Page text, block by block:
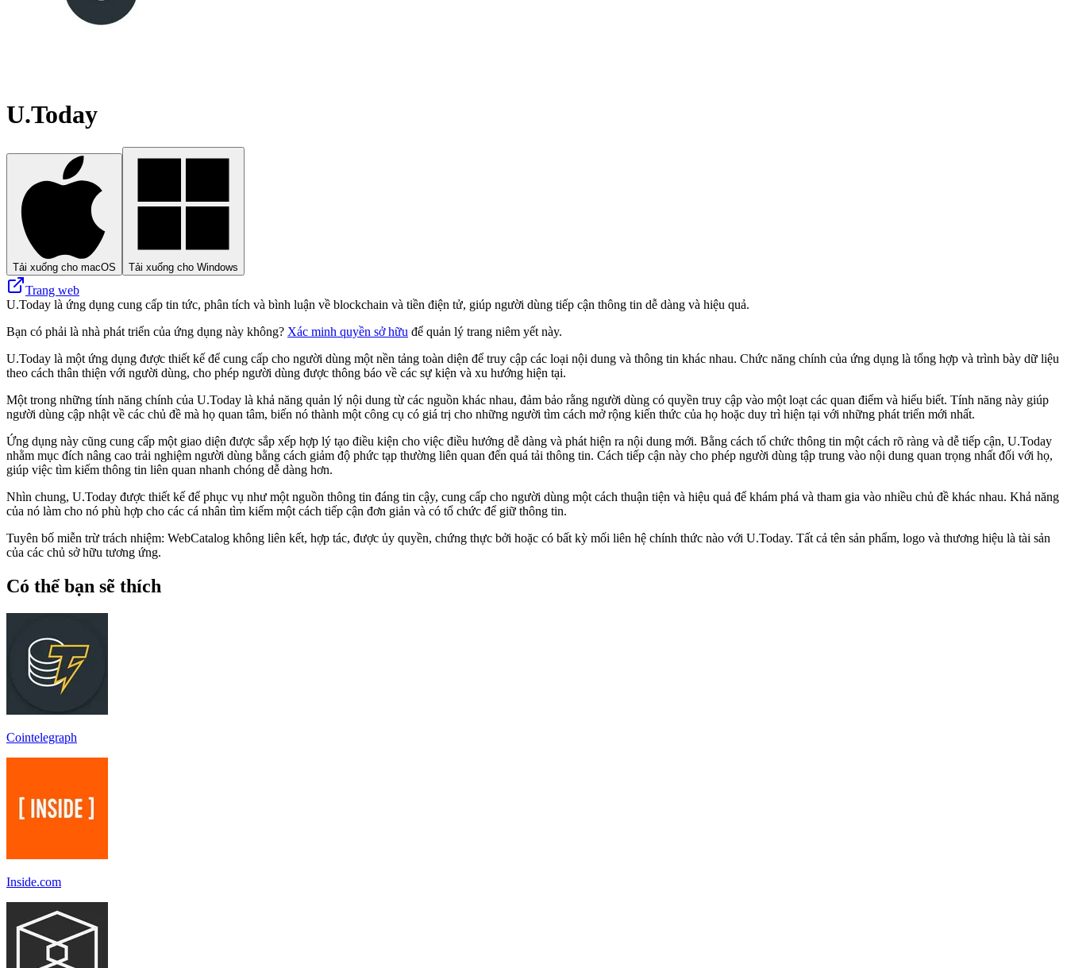
U.Today
Tải xuống cho macOS Tải xuống cho Windows
Trang web
U.Today là ứng dụng cung cấp tin tức, phân tích và bình luận về blockchain và tiền điện tử, giúp người dùng tiếp cận thông tin dễ dàng và hiệu quả.
Bạn có phải là nhà phát triển của ứng dụng này không? Xác minh quyền sở hữu để quản lý trang niêm yết này.
U.Today là một ứng dụng được thiết kế để cung cấp cho người dùng một nền tảng toàn diện để truy cập các loại nội dung và thông tin khác nhau. Chức năng chính của ứng dụng là tổng hợp và trình bày dữ liệu
theo cách thân thiện với người dùng, cho phép người dùng được thông báo về các sự kiện và xu hướng hiện tại.
Một trong những tính năng chính của U.Today là khả năng quản lý nội dung từ các nguồn khác nhau, đảm bảo rằng người dùng có quyền truy cập vào một loạt các quan điểm và hiểu biết. Tính năng này giúp
người dùng cập nhật về các chủ đề mà họ quan tâm, biến nó thành một công cụ có giá trị cho những người tìm cách mở rộng kiến ​​thức của họ hoặc duy trì hiện tại với những phát triển mới nhất.
Ứng dụng này cũng cung cấp một giao diện được sắp xếp hợp lý tạo điều kiện cho việc điều hướng dễ dàng và phát hiện ra nội dung mới. Bằng cách tổ chức thông tin một cách rõ ràng và dễ tiếp cận, U.Today
nhằm mục đích nâng cao trải nghiệm người dùng bằng cách giảm độ phức tạp thường liên quan đến quá tải thông tin. Cách tiếp cận này cho phép người dùng tập trung vào nội dung quan trọng nhất đối với họ,
giúp việc tìm kiếm thông tin liên quan nhanh chóng dễ dàng hơn.
Nhìn chung, U.Today được thiết kế để phục vụ như một nguồn thông tin đáng tin cậy, cung cấp cho người dùng một cách thuận tiện và hiệu quả để khám phá và tham gia vào nhiều chủ đề khác nhau. Khả năng
của nó làm cho nó phù hợp cho các cá nhân tìm kiếm một cách tiếp cận đơn giản và có tổ chức để giữ thông tin.
Tuyên bố miễn trừ trách nhiệm: WebCatalog không liên kết, hợp tác, được ủy quyền, chứng thực bởi hoặc có bất kỳ mối liên hệ chính thức nào với U.Today. Tất cả tên sản phẩm, logo và thương hiệu là tài sản
của các chủ sở hữu tương ứng.
Có thể bạn sẽ thích
Cointelegraph
Inside.com